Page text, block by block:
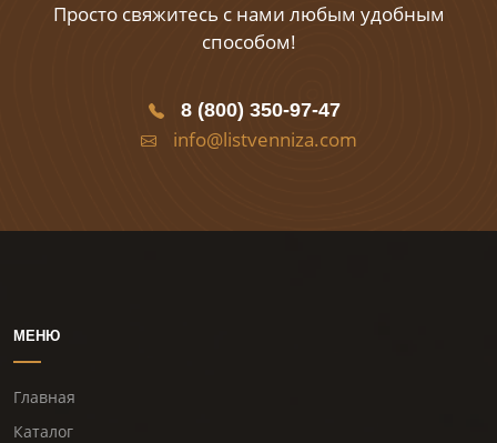
Просто свяжитесь с нами любым удобным
способом!
8 (800) 350-97-47
info@listvenniza.com
МЕНЮ
Главная
Каталог